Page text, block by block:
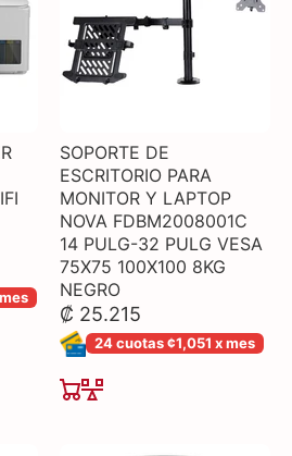
SOPORTE DE
ESCRITORIO PARA
MONITOR Y LAPTOP
NOVA FDBM2008001C
14 PULG-32 PULG VESA
75X75 100X100 8KG
NEGRO
₡ 25.215
24 cuotas ¢1,051 x mes